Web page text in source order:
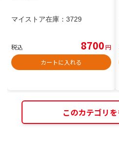
マイストア在庫： 3729
税込 8700円
カートに入れる
このカテゴリ